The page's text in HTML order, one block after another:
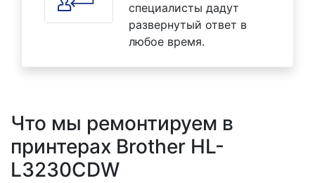
специалисты дадут
развернутый ответ в
любое время.
Что мы ремонтируем в
принтерах Brother HL-
L3230CDW